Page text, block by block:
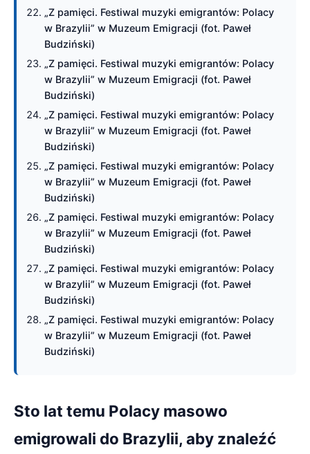
„Z pamięci. Festiwal muzyki emigrantów: Polacy
w Brazylii” w Muzeum Emigracji (fot. Paweł
Budziński)
„Z pamięci. Festiwal muzyki emigrantów: Polacy
w Brazylii” w Muzeum Emigracji (fot. Paweł
Budziński)
„Z pamięci. Festiwal muzyki emigrantów: Polacy
w Brazylii” w Muzeum Emigracji (fot. Paweł
Budziński)
„Z pamięci. Festiwal muzyki emigrantów: Polacy
w Brazylii” w Muzeum Emigracji (fot. Paweł
Budziński)
„Z pamięci. Festiwal muzyki emigrantów: Polacy
w Brazylii” w Muzeum Emigracji (fot. Paweł
Budziński)
„Z pamięci. Festiwal muzyki emigrantów: Polacy
w Brazylii” w Muzeum Emigracji (fot. Paweł
Budziński)
„Z pamięci. Festiwal muzyki emigrantów: Polacy
w Brazylii” w Muzeum Emigracji (fot. Paweł
Budziński)
Sto lat temu Polacy masowo
emigrowali do Brazylii, aby znaleźć